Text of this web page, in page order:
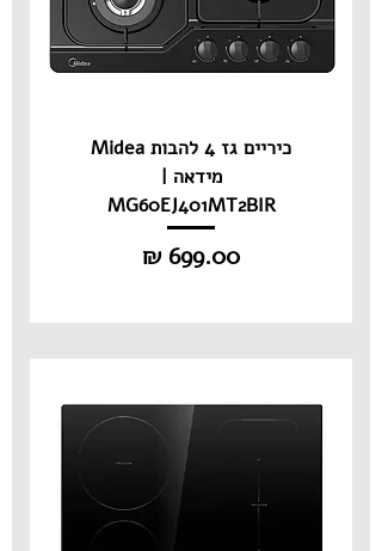
כיריים גז 4 להבות Midea
מידאה |
MG60EJ401MT2BIR
מחיר